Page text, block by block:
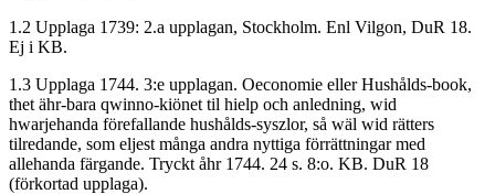
1.2 Upplaga 1739: 2.a upplagan, Stockholm. Enl Vilgon, DuR 18.
Ej i KB.
1.3 Upplaga 1744. 3:e upplagan. Oeconomie eller Hushålds-book,
thet ähr-bara qwinno-kiönet til hielp och anledning, wid
hwarjehanda förefallande hushålds-syszlor, så wäl wid rätters
tilredande, som eljest många andra nyttiga förrättningar med
allehanda färgande. Tryckt åhr 1744. 24 s. 8:o. KB. DuR 18
(förkortad upplaga).